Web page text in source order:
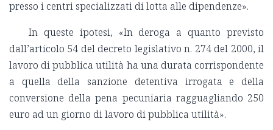
presso i centri specializzati di lotta alle dipendenze».
In queste ipotesi, «In deroga a quanto previsto
dall’articolo 54 del decreto legislativo n. 274 del 2000, il
lavoro di pubblica utilità ha una durata corrispondente
a quella della sanzione detentiva irrogata e della
conversione della pena pecuniaria ragguagliando 250
euro ad un giorno di lavoro di pubblica utilità».